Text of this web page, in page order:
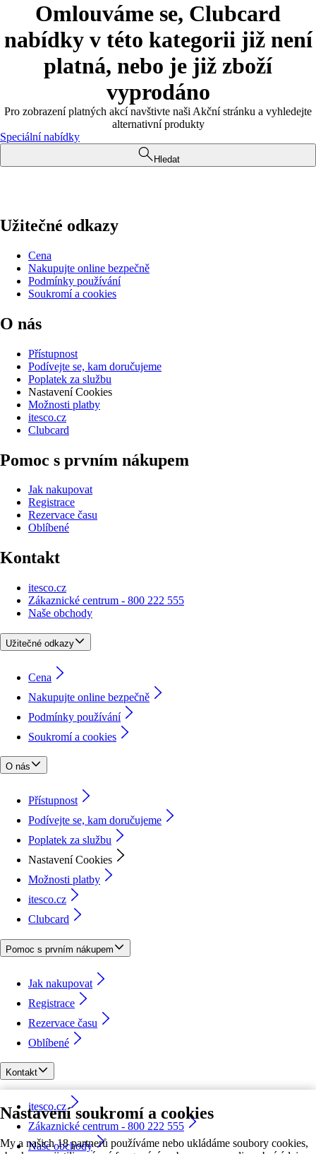
Nastavení soukromí a cookies
My a našich 18 partnerů používáme nebo ukládáme soubory cookies,
Omlouváme se, Clubcard
nabídky v této kategorii již není
platná, nebo je již zboží
vyprodáno
Pro zobrazení platných akcí navštivte naši Akční stránku a vyhledejte
alternativní produkty
Speciální nabídky
Hledat
Užitečné odkazy
Cena
Nakupujte online bezpečně
Podmínky používání
Soukromí a cookies
O nás
Přístupnost
Podívejte se, kam doručujeme
Poplatek za službu
Nastavení Cookies
Možnosti platby
itesco.cz
Clubcard
Pomoc s prvním nákupem
Jak nakupovat
Registrace
Rezervace času
Oblíbené
Kontakt
itesco.cz
Zákaznické centrum - 800 222 555
Naše obchody
Užitečné odkazy
Cena
Nakupujte online bezpečně
Podmínky používání
Soukromí a cookies
O nás
Přístupnost
Podívejte se, kam doručujeme
Poplatek za službu
Nastavení Cookies
Možnosti platby
itesco.cz
Clubcard
Pomoc s prvním nákupem
Jak nakupovat
Registrace
Rezervace času
Oblíbené
Kontakt
itesco.cz
Zákaznické centrum - 800 222 555
Naše obchody